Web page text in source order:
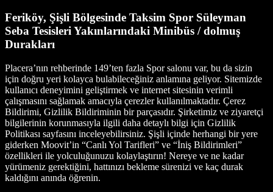
Feriköy, Şişli Bölgesinde Taksim Spor Süleyman
Seba Tesisleri Yakınlarındaki Minibüs / dolmuş
Durakları
Placera’nın rehberinde 149’ten fazla Spor salonu var, bu da sizin
için doğru yeri kolayca bulabileceğiniz anlamına geliyor. Sitemizde
kullanıcı deneyimini geliştirmek ve internet sitesinin verimli
çalışmasını sağlamak amacıyla çerezler kullanılmaktadır. Çerez
Bildirimi, Gizlilik Bildiriminin bir parçasıdır. Şirketimiz ve ziyaretçi
bilgilerinin korunmasıyla ilgili daha detaylı bilgi için Gizlilik
Politikası sayfasını inceleyebilirsiniz. Şişli içinde herhangi bir yere
giderken Moovit’in “Canlı Yol Tarifleri” ve “İniş Bildirimleri”
özellikleri ile yolculuğunuzu kolaylaştırın! Nereye ve ne kadar
yürümeniz gerektiğini, hattınızı bekleme sürenizi ve kaç durak
kaldığını anında öğrenin.